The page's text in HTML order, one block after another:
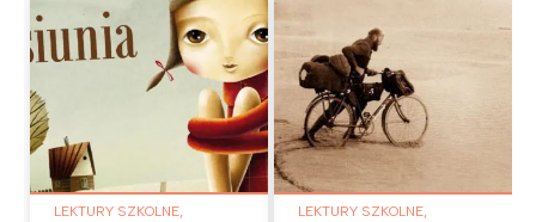
LEKTURY SZKOLNE,
LEKTURY SZKOLNE,